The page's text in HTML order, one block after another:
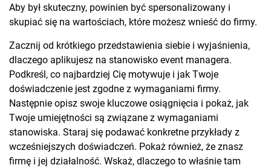
Aby był skuteczny, powinien być spersonalizowany i
skupiać się na wartościach, które możesz wnieść do firmy.
Zacznij od krótkiego przedstawienia siebie i wyjaśnienia,
dlaczego aplikujesz na stanowisko event managera.
Podkreśl, co najbardziej Cię motywuje i jak Twoje
doświadczenie jest zgodne z wymaganiami firmy.
Następnie opisz swoje kluczowe osiągnięcia i pokaż, jak
Twoje umiejętności są związane z wymaganiami
stanowiska. Staraj się podawać konkretne przykłady z
wcześniejszych doświadczeń. Pokaż również, że znasz
firmę i jej działalność. Wskaż, dlaczego to właśnie tam